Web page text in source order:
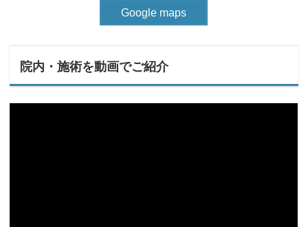
Google maps
院内・施術を動画でご紹介